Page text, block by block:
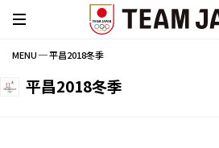
MENU ─ 平昌2018冬季
平昌2018冬季